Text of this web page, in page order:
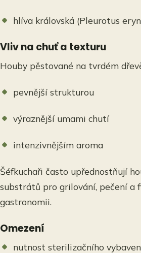
hlíva královská (Pleurotus
Vliv na chuť a texturu
Houby pěstované na tvrdém
pevnější strukturou
výraznější umami chutí
intenzivnějším aroma
Šéfkuchaři často upřednostňují
substrátů pro grilování, pečení a
gastronomii.
Omezení
nutnost sterilizačního